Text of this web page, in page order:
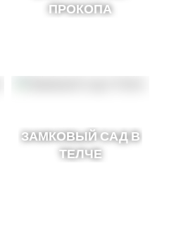
ПРОКОПА
ЗАМКОВЫЙ САД В
ТЕЛЧЕ